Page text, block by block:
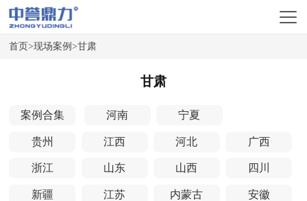
首页>现场案例>甘肃
甘肃
案例合集 河南 宁夏
贵州 江西 河北 广西
浙江 山东 山西 四川
新疆 江苏 内蒙古 安徽